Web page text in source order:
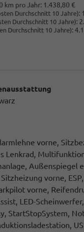
km pro Jahr: 1.438,80 €
Durchschnitt 10 Jahre):
Durchschnitt 10 Jahre):
Durchschnitt 10 Jahre):
vorne,
Lenkrad,
Außenspiegel
vorne,
vorne,
LED-
StartStopSystem,